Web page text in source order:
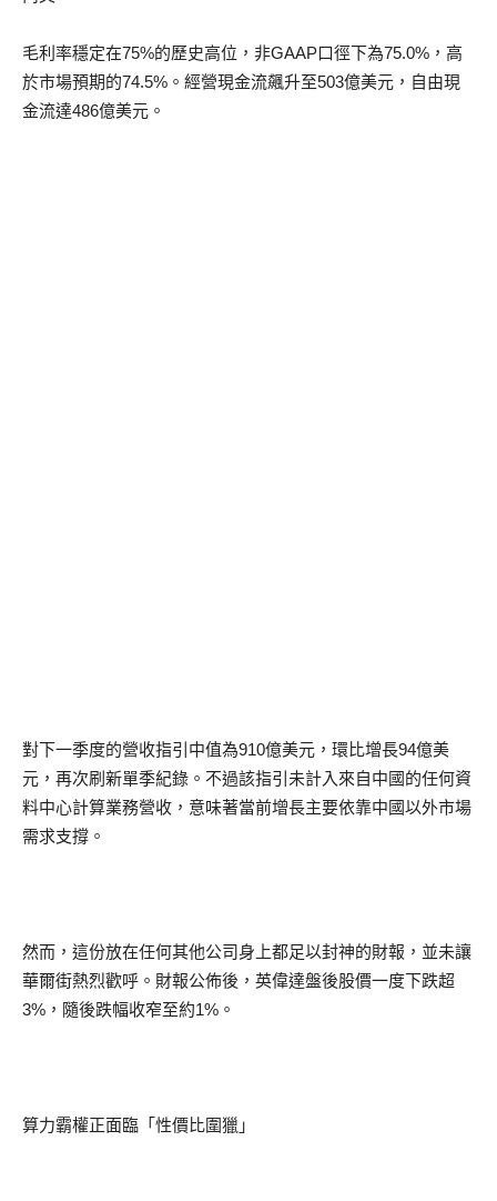
毛利率穩定在75%的歷史高位，非GAAP口徑下為75.0% ，高
於市場預期的74.5% 。經營現金流飆升至503億美元，自由現
金流達486億美元。
對下一季度的營收指引中值為910億美元，環比增長94億美
元，再次刷新單季紀錄。不過該指引未計入來自中國的任何資
料中心計算業務營收，意味著當前增長主要依靠中國以外市場
需求支撐。
然而，這份放在任何其他公司身上都足以封神的財報，並未讓
華爾街熱烈歡呼。財報公佈後，英偉達盤後股價一度下跌超
3% ，隨後跌幅收窄至約1% 。
算力霸權正面臨「性價比圍獵」